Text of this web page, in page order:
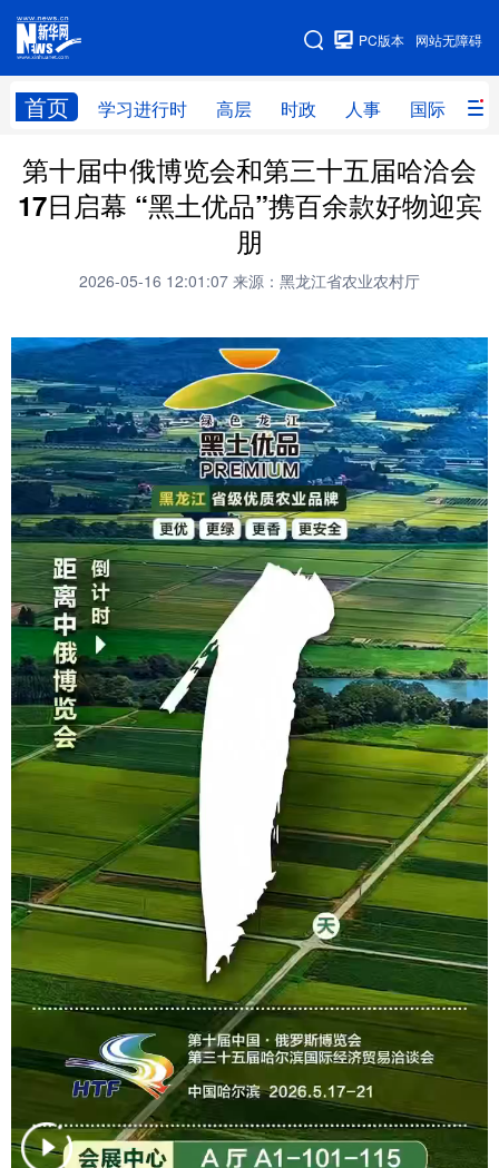
网站无障碍
PC版本
首页 学习进行时 高层 时政 人事 国际 财
网站地图
学习进行时 高层 时政 人事
国际 财经 网评 港澳
健康 视频
图片 中央文件 金融 汽车
食品 人居 信息化 乡村振兴
溯源中国 城市 旅游 能源
会展 彩票 娱乐 时尚
悦读 公益 书画 一带一路
亚太网 上市公司 投教基地
地方频道
北京 天津 河北 山西
吉林 江苏
浙江 安徽 福建 江西
山东 河南 湖北 湖南
广西 海南 重庆
四川 贵州 云南 西藏
陕西 甘肃 青海 宁夏
新疆 内蒙古 黑龙江
第十届中俄博览会和第三十五届哈洽会
17日启幕 “黑土优品”携百余款好物迎宾
朋
2026-05-16 12:01:07 来源：黑龙江省农业农村厅